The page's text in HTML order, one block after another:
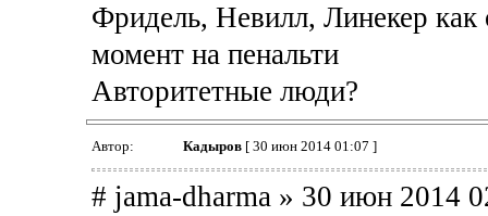
Фридель, Невилл, Линекер как
момент на пенальти
Авторитетные люди?
Автор: Кадыров[ 30 июн 2014 01:07 ]
# jama-dharma » 30 июн 2014